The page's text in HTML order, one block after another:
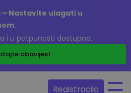
Nastavite ulagati u
i u potpunosti dostupna.
obavijest
Registracija